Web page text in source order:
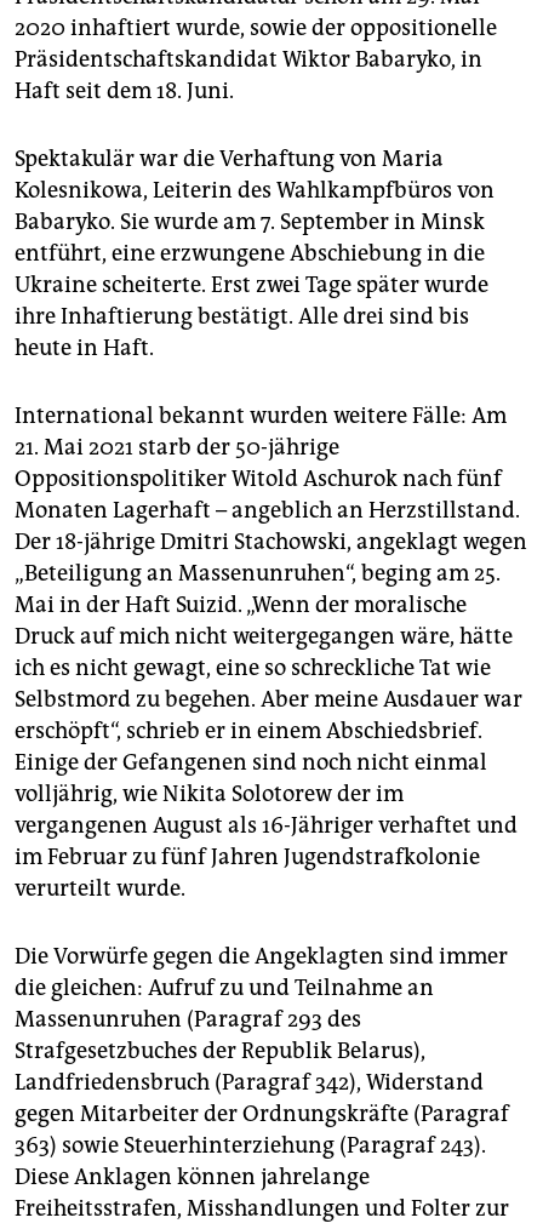
2020 inhaftiert wurde, sowie der oppositionelle
Präsidentschaftskandidat Wiktor Babaryko, in
Haft seit dem 18. Juni.
Spektakulär war die Verhaftung von Maria
Kolesnikowa, Leiterin des Wahlkampfbüros von
Babaryko. Sie wurde am 7. September in Minsk
entführt, eine erzwungene Abschiebung in die
Ukraine scheiterte. Erst zwei Tage später wurde
ihre Inhaftierung bestätigt. Alle drei sind bis
heute in Haft.
International bekannt wurden weitere Fälle: Am
21. Mai 2021 starb der 50-jährige
Oppositionspolitiker Witold Aschurok nach fünf
Monaten Lagerhaft – angeblich an Herzstillstand.
Der 18-jährige Dmitri Stachowski, angeklagt wegen
„Beteiligung an Massenunruhen“, beging am 25.
Mai in der Haft Suizid. „Wenn der moralische
Druck auf mich nicht weitergegangen wäre, hätte
ich es nicht gewagt, eine so schreckliche Tat wie
Selbstmord zu begehen. Aber meine Ausdauer war
erschöpft“, schrieb er in einem Abschiedsbrief.
Einige der Gefangenen sind noch nicht einmal
volljährig, wie Nikita Solotorew der im
vergangenen August als 16-Jähriger verhaftet und
im Februar zu fünf Jahren Jugendstrafkolonie
verurteilt wurde.
Die Vorwürfe gegen die Angeklagten sind immer
die gleichen: Aufruf zu und Teilnahme an
Massenunruhen (Paragraf 293 des
Strafgesetzbuches der Republik Belarus),
Landfriedensbruch (Paragraf 342), Widerstand
gegen Mitarbeiter der Ordnungskräfte (Paragraf
363) sowie Steuerhinterziehung (Paragraf 243).
Diese Anklagen können jahrelange
Freiheitsstrafen, Misshandlungen und Folter zur